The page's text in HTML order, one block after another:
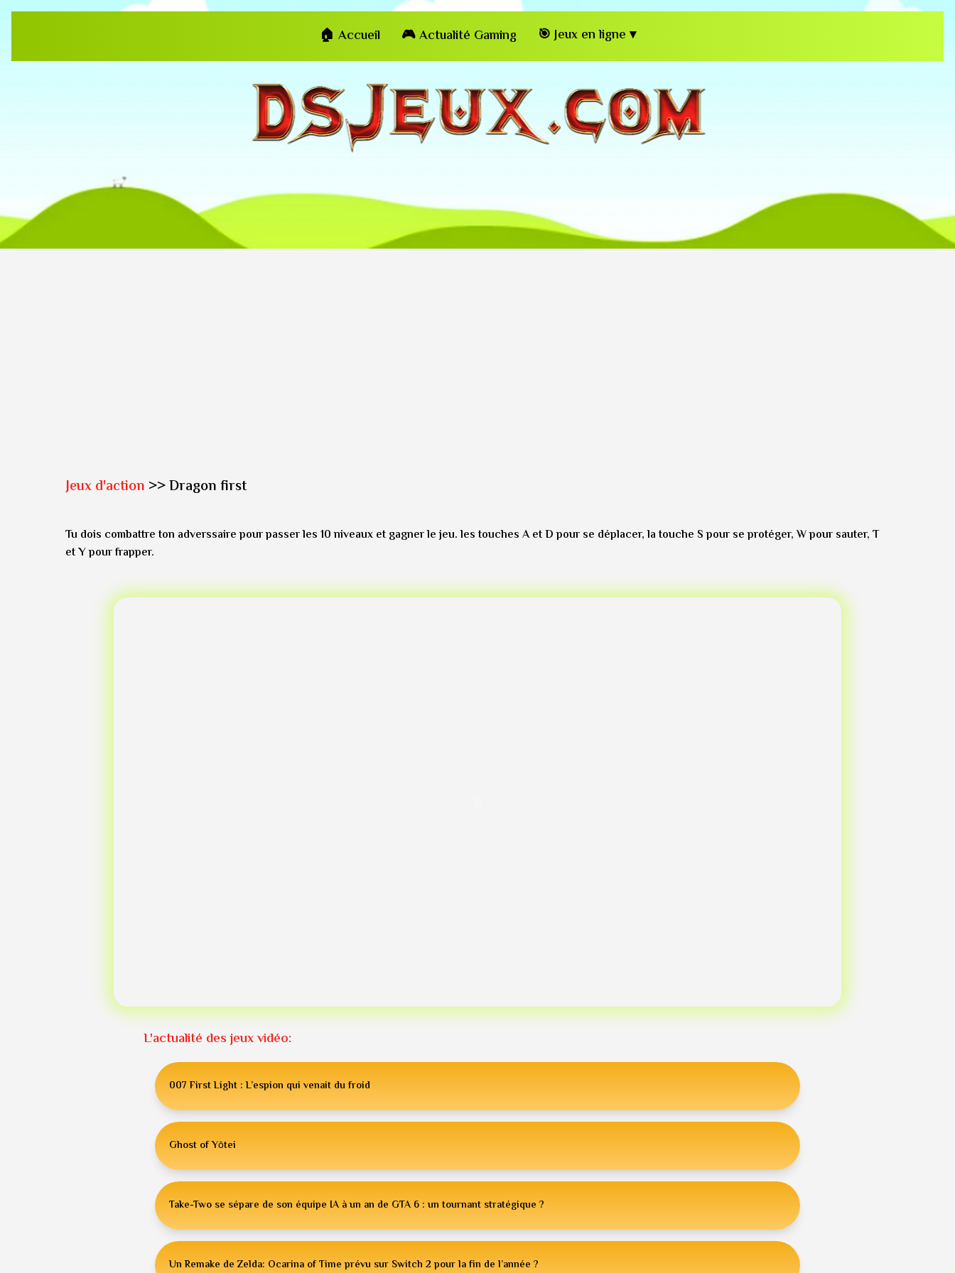
🏠 Accueil 🎮 Actualité Gaming 🎯 Jeux en ligne ▾
Jeux d'action >> Dragon first
Tu dois combattre ton adverssaire pour passer les 10 niveaux et gagner le jeu. les touches A et D pour se déplacer, la touche S pour se protéger, W pour sauter, T
et Y pour frapper.
L'actualité des jeux vidéo:
007 First Light : L’espion qui venait du froid
Ghost of Yōtei
Take-Two se sépare de son équipe IA à un an de GTA 6 : un tournant stratégique ?
Un Remake de Zelda: Ocarina of Time prévu sur Switch 2 pour la fin de l’année ?